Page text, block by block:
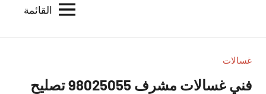
الكويت
للاعلانات
بالكويت
القائمة
غسالات
فني غسالات مشرف 98025055 تصليح